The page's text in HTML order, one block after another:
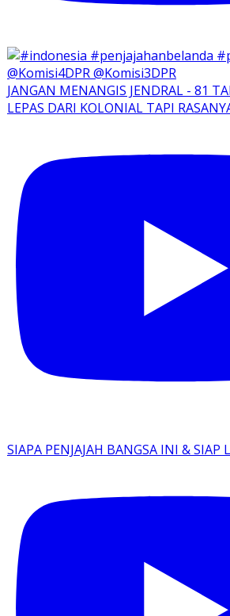
JANGAN MENANGIS JENDRAL - 81
LEPAS DARI KOLONIAL TAPI
SIAPA PENJAJAH BANGSA INI & SIAP